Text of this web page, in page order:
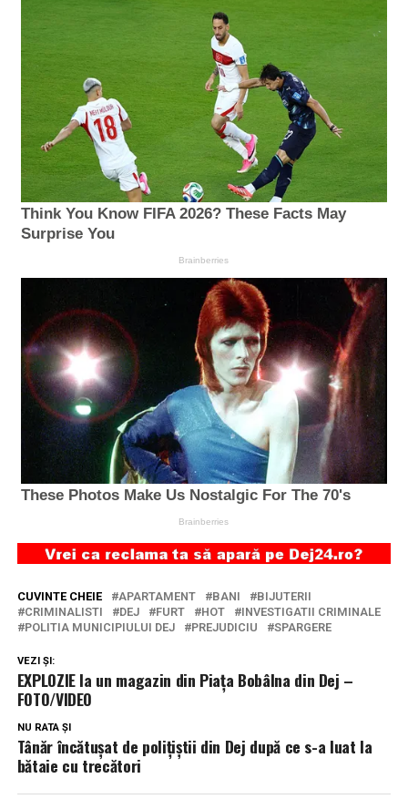
CUVINTE CHEIE APARTAMENT BANI
BIJUTERII
CRIMINALISTI
DEJ FURT HOT
INVESTIGATII CRIMINALE
POLITIA MUNICIPIULUI DEJ
PREJUDICIU SPARGERE
VEZI ȘI:
EXPLOZIE la un magazin din Piața Bobâlna din Dej –
FOTO/VIDEO
NU RATA ȘI
Tânăr încătușat de polițiștii din Dej după ce s-a luat la
bătaie cu trecători